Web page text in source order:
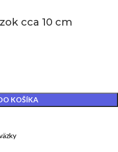
cca 10 cm
KOŠÍKA